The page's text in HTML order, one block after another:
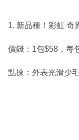
1. 新品種！彩虹 奇
價錢：1包$58，每
點揀：外表光滑少